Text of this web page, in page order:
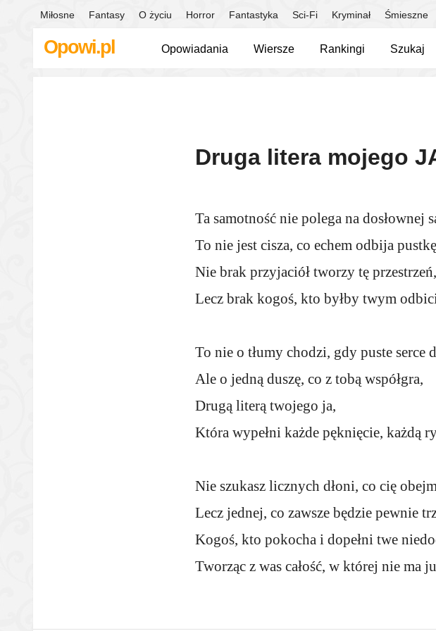
Miłosne Fantasy O życiu Horror Fantastyka Sci-Fi Kryminał Śmieszne
Opowi.pl Opowiadania Wiersze Rankingi Szukaj
Druga litera mojego
Ta samotność nie polega na dosłownej
To nie jest cisza, co echem odbija
Nie brak przyjaciół tworzy tę przestrzeń,
Lecz brak kogoś, kto byłby twym
To nie o tłumy chodzi, gdy puste serce
Ale o jedną duszę, co z tobą współgra,
Drugą literą twojego ja,
Która wypełni każde pęknięcie, każdą
Nie szukasz licznych dłoni, co cię
Lecz jednej, co zawsze będzie pewnie
Kogoś, kto pokocha i dopełni twe
Tworząc z was całość, w której nie ma